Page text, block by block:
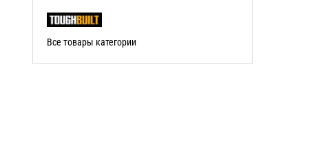
Все товары категории